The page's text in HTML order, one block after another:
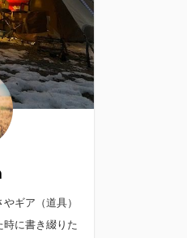
ギア（道具）
時に書き綴りた